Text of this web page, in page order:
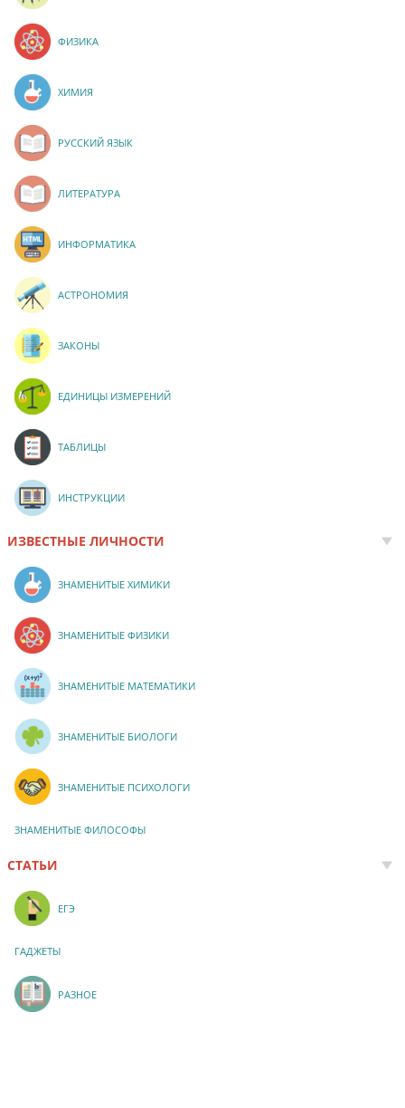
ФИЗИКА
ХИМИЯ
РУССКИЙ ЯЗЫК
ЛИТЕРАТУРА
ИНФОРМАТИКА
АСТРОНОМИЯ
ЗАКОНЫ
ЕДИНИЦЫ ИЗМЕРЕНИЙ
ТАБЛИЦЫ
ИНСТРУКЦИИ
ИЗВЕСТНЫЕ ЛИЧНОСТИ
ЗНАМЕНИТЫЕ ХИМИКИ
ЗНАМЕНИТЫЕ ФИЗИКИ
ЗНАМЕНИТЫЕ МАТЕМАТИКИ
ЗНАМЕНИТЫЕ БИОЛОГИ
ЗНАМЕНИТЫЕ ПСИХОЛОГИ
ЗНАМЕНИТЫЕ ФИЛОСОФЫ
СТАТЬИ
ЕГЭ
ГАДЖЕТЫ
РАЗНОЕ